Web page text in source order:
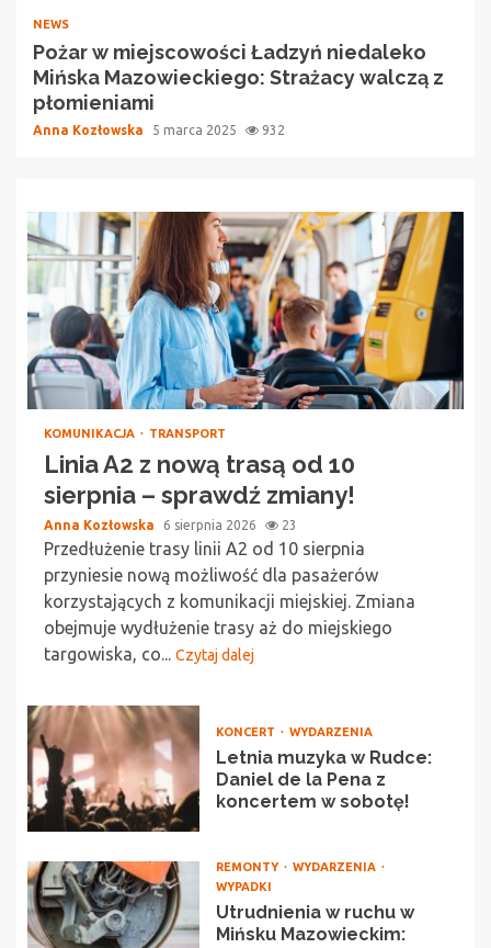
NEWS
Pożar w miejscowości Ładzyń niedaleko
Mińska Mazowieckiego: Strażacy walczą z
płomieniami
Anna Kozłowska 5 marca 2025 932
KOMUNIKACJA TRANSPORT
Linia A2 z nową trasą od 10
sierpnia – sprawdź zmiany!
Anna Kozłowska 6 sierpnia 2026 23
Przedłużenie trasy linii A2 od 10 sierpnia
przyniesie nową możliwość dla pasażerów
korzystających z komunikacji miejskiej. Zmiana
obejmuje wydłużenie trasy aż do miejskiego
targowiska, co... Czytaj dalej
KONCERT WYDARZENIA
Letnia muzyka w Rudce:
Daniel de la Pena z
koncertem w sobotę!
REMONTY
WYDARZENIA
WYPADKI
Utrudnienia w ruchu w
Mińsku Mazowieckim: